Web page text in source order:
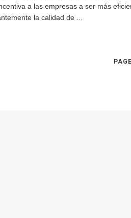
a las empresas a ser más
la calidad de ...